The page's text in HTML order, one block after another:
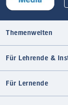
Themenwelten
Für Lehrende &
Für Lernende